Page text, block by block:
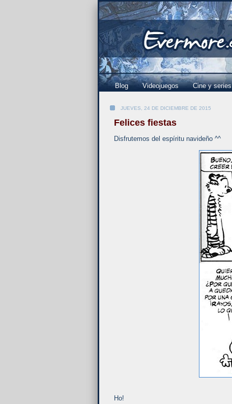
Blog Videojuegos Cine y series
JUEVES, 24 DE DICIEMBRE DE 2015
Felices fiestas
Disfrutemos del espíritu navideño ^^
Ho!